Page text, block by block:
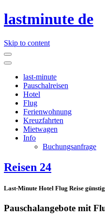
lastminute de
Skip to content
last-minute
Pauschalreisen
Hotel
Flug
Ferienwohnung
Kreuzfahrten
Mietwagen
Info
Buchungsanfrage
Reisen 24
Last-Minute Hotel Flug Reise
Pauschalangebote mit